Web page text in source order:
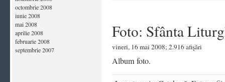
octombrie 2008
iunie 2008
mai 2008
aprilie 2008
februarie 2008
septembrie 2007
Foto: Sfânta
vineri, 16 mai 2008; 2.916 afişări
Album foto.